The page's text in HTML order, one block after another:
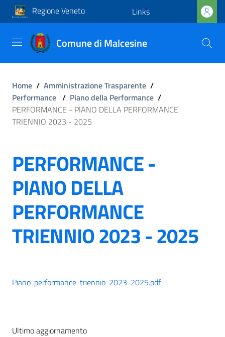
Regione Veneto Links
Comune di Malcesine
Home / Amministrazione Trasparente /
Performance / Piano della Performance /
PERFORMANCE - PIANO DELLA PERFORMANCE
TRIENNIO 2023 - 2025
PERFORMANCE -
PIANO DELLA
PERFORMANCE
TRIENNIO 2023 - 2025
Piano-performance-triennio-2023-2025.pdf
Ultimo aggiornamento